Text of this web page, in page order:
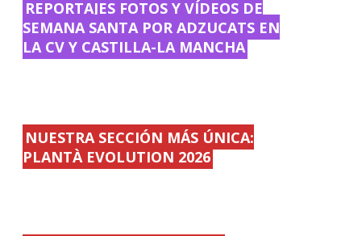
REPORTAJES FOTOS Y VÍDEOS DE
SEMANA SANTA POR ADZUCATS EN
LA CV Y CASTILLA-LA MANCHA
NUESTRA SECCIÓN MÁS ÚNICA:
PLANTÀ EVOLUTION 2026